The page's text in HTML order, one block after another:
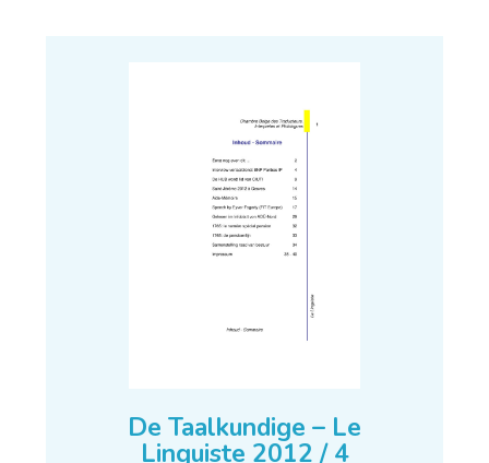
De Taalkundige – Le
Linguiste 2012 / 4